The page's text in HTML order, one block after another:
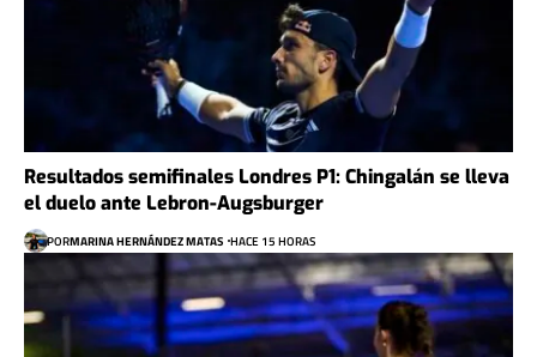
Resultados semifinales Londres P1: Chingalán se lleva
el duelo ante Lebron-Augsburger
PORMARINA HERNÁNDEZ MATAS HACE 15 HORAS